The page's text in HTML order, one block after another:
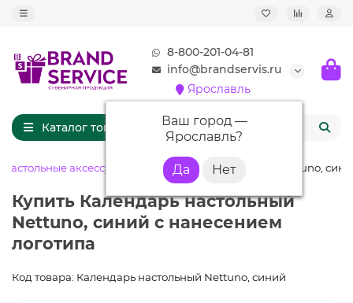
8-800-201-04-81
info@brandservis.ru
Ярославль
Ваш город —
Ярославль?
Каталог товаров
Настольные аксессуары Календарь настольный Nettuno,
Купить Календарь настольный
Nettuno, синий с нанесением
логотипа
Код товара: Календарь настольный Nettuno, синий